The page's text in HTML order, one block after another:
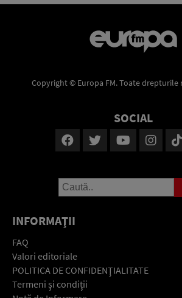
Copyright © Europa FM. Toate drepturile
SOCIAL
INFORMAŢII
FAQ
Valori editoriale
POLITICA DE CONFIDENŢIALITATE
Termeni şi condiţii